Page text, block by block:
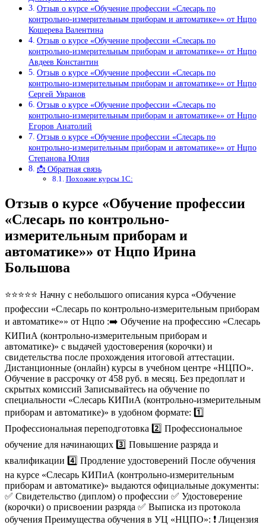
Отзыв о курсе «Обучение профессии «Слесарь по
контрольно-измерительным приборам и автоматике»» от Нцпо
Кошерева Валентина
Отзыв о курсе «Обучение профессии «Слесарь по
контрольно-измерительным приборам и автоматике»» от Нцпо
Авдеев Константин
Отзыв о курсе «Обучение профессии «Слесарь по
контрольно-измерительным приборам и автоматике»» от Нцпо
Сергей Увранов
Отзыв о курсе «Обучение профессии «Слесарь по
контрольно-измерительным приборам и автоматике»» от Нцпо
Егоров Анатолий
Отзыв о курсе «Обучение профессии «Слесарь по
контрольно-измерительным приборам и автоматике»» от Нцпо
Степанова Юлия
📩 Обратная связь
Похожие курсы 1С:
Отзыв о курсе «Обучение профессии
«Слесарь по контрольно-
измерительным приборам и
автоматике»» от Нцпо Ирина
Большова
⭐⭐⭐⭐⭐ Начну с небольшого описания курса «Обучение
профессии «Слесарь по контрольно-измерительным приборам
и автоматике»» от Нцпо :➡️ Обучение на профессию «Слесарь
КИПиА (контрольно-измерительным приборам и
автоматике)» с выдачей удостоверения (корочки) и
свидетельства после прохождения итоговой аттестации.
Дистанционные (онлайн) курсы в учебном центре «НЦПО».
Обучение в рассрочку от 458 руб. в месяц. Без предоплат и
скрытых комиссий Записывайтесь на обучение по
специальности «Слесарь КИПиА (контрольно-измерительным
приборам и автоматике)» в удобном формате: 1️⃣
Профессиональная переподготовка 2️⃣ Профессиональное
обучение для начинающих 3️⃣ Повышение разряда и
квалификации 4️⃣ Продление удостоверений После обучения
на курсе «Слесарь КИПиА (контрольно-измерительным
приборам и автоматике)» выдаются официальные документы:
✅ Свидетельство (диплом) о профессии ✅ Удостоверение
(корочки) о присвоении разряда ✅ Выписка из протокола
обучения Преимущества обучения в УЦ «НЦПО»: ❗️ Лицензия